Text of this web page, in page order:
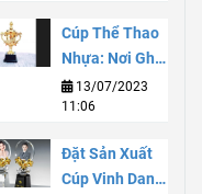
thể thao, Tân Nhật Minh
Cúp Thể Thao
Nhựa: Nơi Ghi
Danh Danh
Vọng Và Sự
Vững
13/07/2023
11:06
Đặt Sản Xuất
Cúp Vinh Danh: